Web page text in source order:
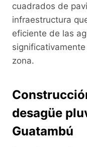
cuadrados de
infraestructura
eficiente de las
zona.
desagüe
Guatambú